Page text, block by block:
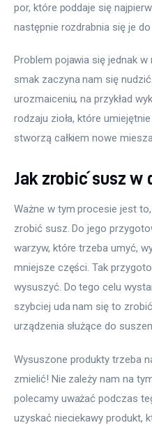
por, które poddaje się
następnie rozdrabnia się je
Problem pojawia się jednak
smak zaczyna nam się
urozmaiceniu, na przykład
rodzaju zioła, które
stworzą całkiem nowe
Jak zrobić susz w
Ważne w tym procesie jest
zrobić susz. Do jego
warzyw, które trzeba umyć,
mniejsze części. Tak
wysuszyć. Do tego celu
szybciej uda nam się to
urządzenia służące do
Wysuszone produkty trzeba
zmielić! Nie zależy nam na
polecamy uważać podczas
uzyskać nieciekawy produkt,